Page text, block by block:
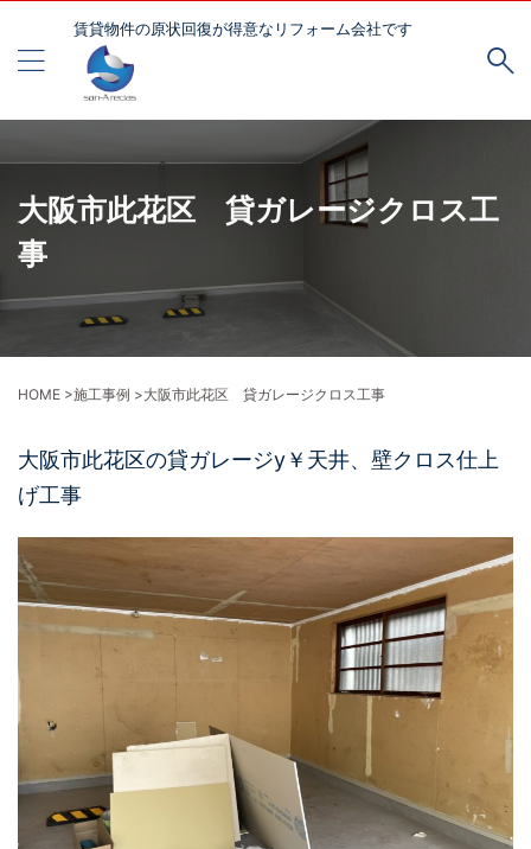
賃貸物件の原状回復が得意なリフォーム会社です
大阪市此花区 貸ガレージクロス工
事
HOME >施工事例 >大阪市此花区 貸ガレージクロス工事
大阪市此花区の貸ガレージy￥天井、壁クロス仕上
げ工事